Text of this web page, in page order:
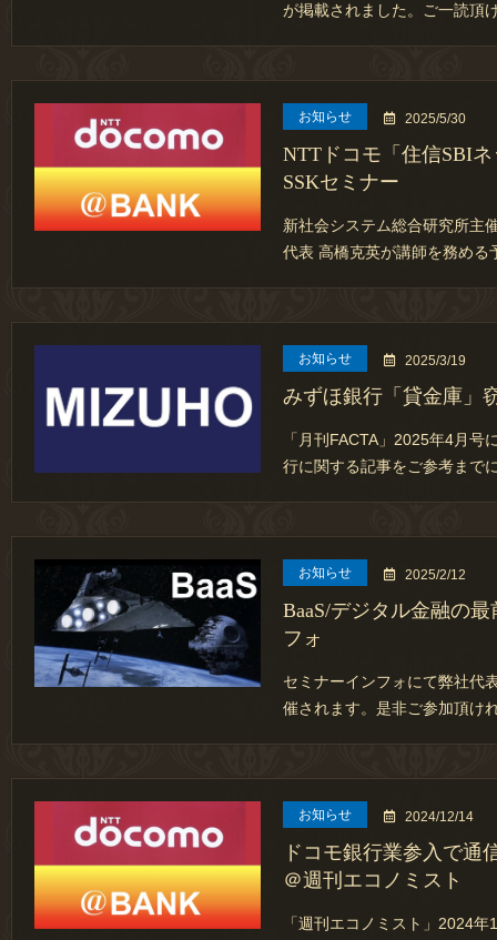
が掲載されました。ご一読頂
お知らせ 2025/5/30
NTTドコモ「住信SBI
SSKセミナー
新社会システム総合研究所主
代表 高橋克英が講師を務め
お知らせ 2025/3/19
みずほ銀行「貸金庫」
「月刊FACTA」2025年4月号
行に関する記事をご参考まで
お知らせ 2025/2/12
BaaS/デジタル金融の
フォ
セミナーインフォにて弊社代
催されます。是非ご参加頂け
お知らせ 2024/12/14
ドコモ銀行業参入で通
＠週刊エコノミスト
「週刊エコノミスト」2024